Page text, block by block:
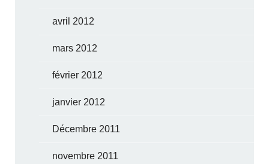
avril 2012
mars 2012
février 2012
janvier 2012
Décembre 2011
novembre 2011